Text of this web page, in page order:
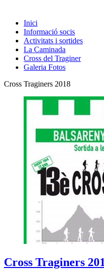
Inici
Informació socis
Activitats i sortides
La Caminada
Cross del Traginer
Galeria Fotos
Cross Traginers 2018
Cross Traginers